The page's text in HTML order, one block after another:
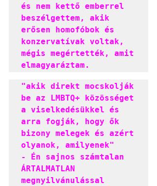
és nem kettő emberrel
beszélgettem, akik
erősen homofóbok és
konzervatívak voltak,
mégis megértették, amit
elmagyaráztam.
"akik direkt mocskolják
be az LMBTQ+ közösséget
a viselkedésükkel és
arra fogják, hogy ők
bizony melegek és azért
olyanok, amilyenek"
- Én sajnos számtalan
ÁRTALMATLAN
megnyilvánulással